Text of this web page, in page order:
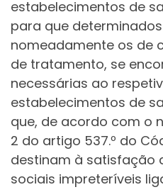
estabelecimentos de
para que
nomeadamente os de
de tratamento, se
necessárias ao
estabelecimentos de
que, de acordo com o
2 do artigo 537.º do
destinam à satisfação
sociais impreteríveis